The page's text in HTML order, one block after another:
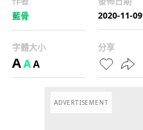
藍骨
2020-11-09
字體大小
AAA
分享
ADVERTISEMENT